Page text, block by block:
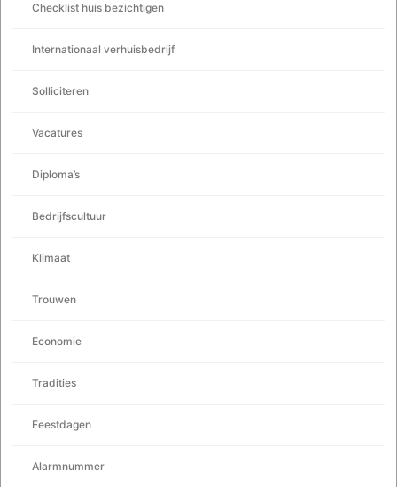
Checklist huis bezichtigen
Internationaal verhuisbedrijf
Solliciteren
Vacatures
Diploma’s
Bedrijfscultuur
Klimaat
Trouwen
Economie
Tradities
Feestdagen
Alarmnummer